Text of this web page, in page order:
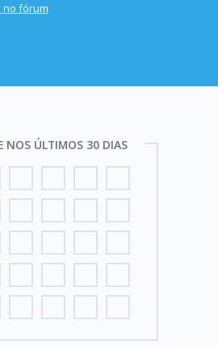
no fórum
NOS ÚLTIMOS 30 DIAS